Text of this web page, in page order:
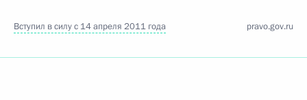
Вступил в силу с 14 апреля 2011 года pravo.gov.ru